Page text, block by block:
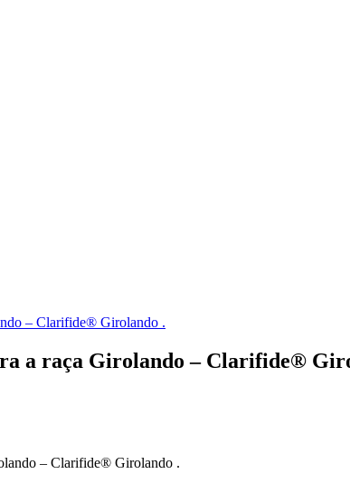
– Clarifide® Girolando .
a raça Girolando – Clarifide®